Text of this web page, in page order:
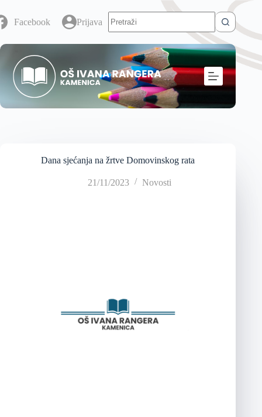
Facebook Prijava
Dana sjećanja na žrtve Domovinskog rata
21/11/2023 Novosti